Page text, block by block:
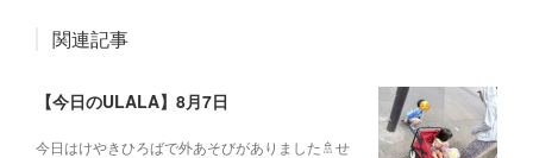
関連記事
【今日のULALA】8月7日
今日はけやきひろばで外あそびがありました🚿せ